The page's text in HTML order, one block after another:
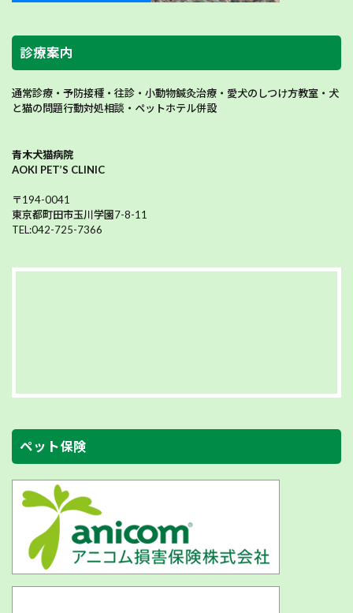
診療案内
通常診療・予防接種・往診・小動物鍼灸治療・愛犬のしつけ方教室・犬
と猫の問題行動対処相談・ペットホテル併設
青木犬猫病院
AOKI PET’S CLINIC
〒194-0041
東京都町田市玉川学園7-8-11
TEL:042-725-7366
ペット保険